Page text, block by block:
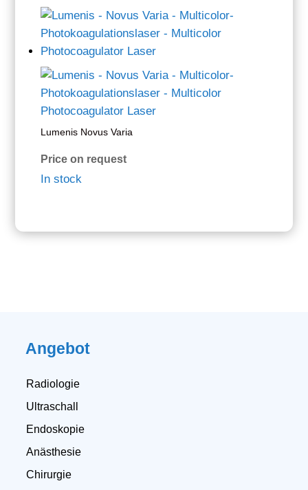
Lumenis Novus Varia
Price on request
In stock
Angebot
Radiologie
Ultraschall
Endoskopie
Anästhesie
Chirurgie